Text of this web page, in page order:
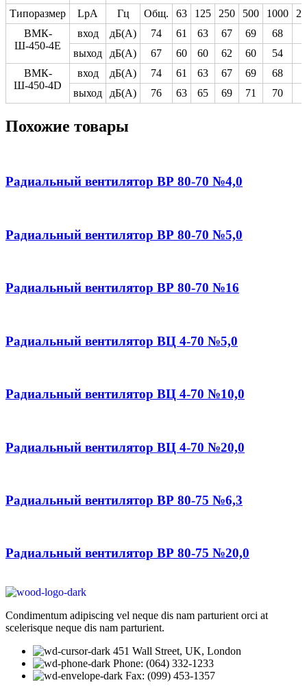
Типоразмер
LpA Гц Общ. 63 125 250 500 1000
ВМК-
Ш-450-4Е
вход дБ(А) 74 61 63 67 69 68
выход
дБ(А) 67 60 60 62 60 54
ВМК-
Ш-450-4D
вход дБ(А) 74 61 63 67 69 68
выход
дБ(А) 76 63 65 69 71 70
Похожие товары
Радиальный вентилятор ВР 80-70 №4,0
Радиальный вентилятор ВР 80-70 №5,0
Радиальный вентилятор ВР 80-70 №16
Радиальный вентилятор ВЦ 4-70 №5,0
Радиальный вентилятор ВЦ 4-70 №10,0
Радиальный вентилятор ВЦ 4-70 №20,0
Радиальный вентилятор ВР 80-75 №6,3
Радиальный вентилятор ВР 80-75 №20,0
Condimentum adipiscing vel neque dis nam parturient orci at
scelerisque neque dis nam parturient.
451 Wall Street, UK, London
Phone: (064) 332-1233
Fax: (099) 453-1357